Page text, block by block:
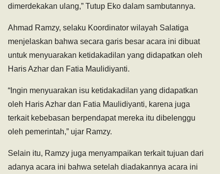
dimerdekakan ulang,” Tutup Eko dalam sambutannya.
Ahmad Ramzy, selaku Koordinator wilayah Salatiga
menjelaskan bahwa secara garis besar acara ini dibuat
untuk menyuarakan ketidakadilan yang didapatkan oleh
Haris Azhar dan Fatia Maulidiyanti.
“Ingin menyuarakan isu ketidakadilan yang didapatkan
oleh Haris Azhar dan Fatia Maulidiyanti, karena juga
terkait kebebasan berpendapat mereka itu dibelenggu
oleh pemerintah,” ujar Ramzy.
Selain itu, Ramzy juga menyampaikan terkait tujuan dari
adanya acara ini bahwa setelah diadakannya acara ini